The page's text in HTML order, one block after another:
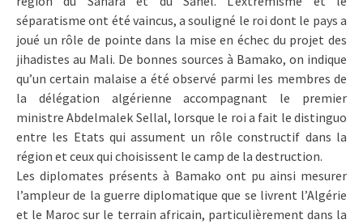
séparatisme ont été vaincus, a souligné le roi dont le pays a
joué un rôle de pointe dans la mise en échec du projet des
jihadistes au Mali. De bonnes sources à Bamako, on indique
qu’un certain malaise a été observé parmi les membres de
la délégation algérienne accompagnant le premier
ministre Abdelmalek Sellal, lorsque le roi a fait le distinguo
entre les Etats qui assument un rôle constructif dans la
région et ceux qui choisissent le camp de la destruction.
Les diplomates présents à Bamako ont pu ainsi mesurer
l’ampleur de la guerre diplomatique que se livrent l’Algérie
et le Maroc sur le terrain africain, particulièrement dans la